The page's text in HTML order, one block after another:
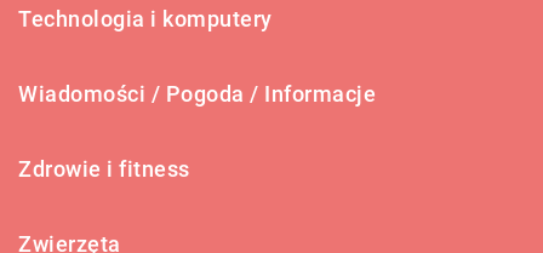
Technologia i komputery
Wiadomości / Pogoda / Informacje
Zdrowie i fitness
Zwierzęta